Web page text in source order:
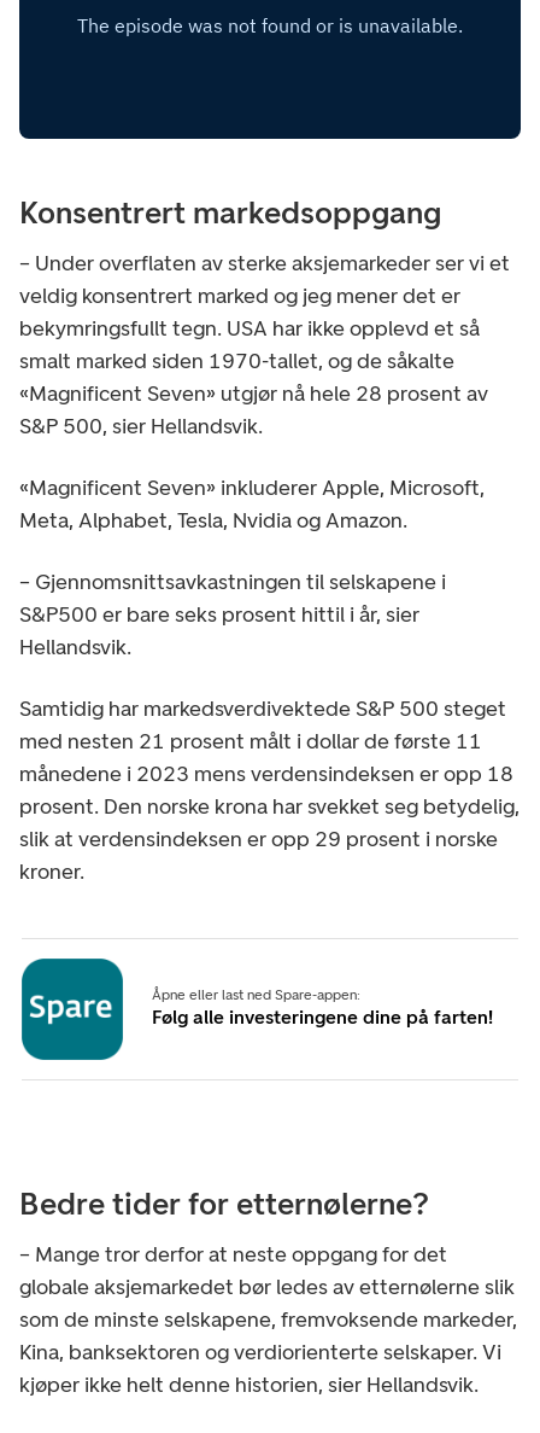
Konsentrert markedsoppgang
– Under overflaten av sterke aksjemarkeder ser vi et
veldig konsentrert marked og jeg mener det er
bekymringsfullt tegn. USA har ikke opplevd et så
smalt marked siden 1970-tallet, og de såkalte
«Magnificent Seven» utgjør nå hele 28 prosent av
S&P 500, sier Hellandsvik.
«Magnificent Seven» inkluderer Apple, Microsoft,
Meta, Alphabet, Tesla, Nvidia og Amazon.
– Gjennomsnittsavkastningen til selskapene i
S&P500 er bare seks prosent hittil i år, sier
Hellandsvik.
Samtidig har markedsverdivektede S&P 500 steget
med nesten 21 prosent målt i dollar de første 11
månedene i 2023 mens verdensindeksen er opp 18
prosent. Den norske krona har svekket seg betydelig,
slik at verdensindeksen er opp 29 prosent i norske
kroner.
Åpne eller last ned Spare-appen:
Følg alle investeringene dine på farten!
Bedre tider for etternølerne?
– Mange tror derfor at neste oppgang for det
globale aksjemarkedet bør ledes av etternølerne slik
som de minste selskapene, fremvoksende markeder,
Kina, banksektoren og verdiorienterte selskaper. Vi
kjøper ikke helt denne historien, sier Hellandsvik.